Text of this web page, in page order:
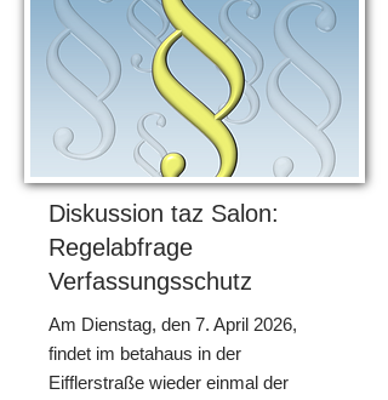
Diskussion taz Salon:
Regelabfrage
Verfassungsschutz
Am Dienstag, den 7. April 2026,
findet im betahaus in der
Eifflerstraße wieder einmal der